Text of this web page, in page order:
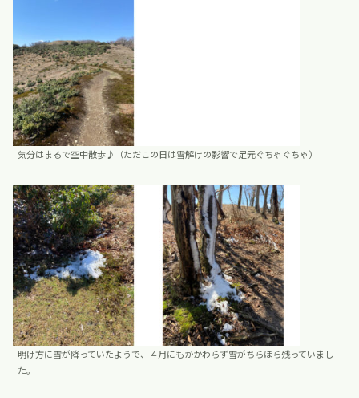
気分はまるで空中散歩♪（ただこの日は雪解けの影響で足元ぐちゃぐちゃ）
明け方に雪が降っていたようで、４月にもかかわらず雪がちらほら残っていまし
た。